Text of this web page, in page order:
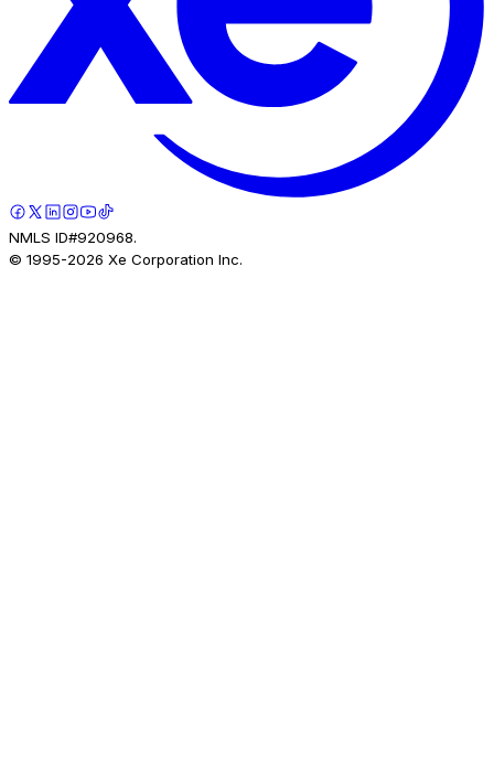
NMLS ID#920968.
© 1995-2026 Xe Corporation Inc.